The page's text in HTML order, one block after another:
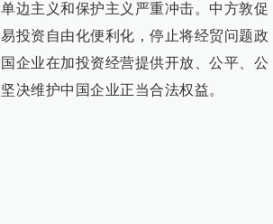
边主义和保护主义严重冲击。中方敦促
投资自由化便利化，停止将经贸问题政
企业在加投资经营提供开放、公平、公
决维护中国企业正当合法权益。